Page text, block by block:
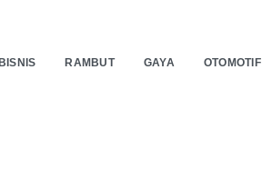
BISNIS RAMBUT GAYA OTOMOTIF